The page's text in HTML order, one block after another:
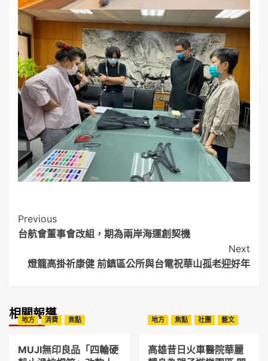
Post
Navigation
Previous
台航會董事會改組，期為兩岸海運創契機
Next
燈籠高掛祈康健 前鎮區公所與台電祝華山孤老迎好年
相關報導
地方 消費 焦點
MUJI無印良品「四輪硬
地方 焦點 社團 藝文
高雄昔日火車醫院華麗